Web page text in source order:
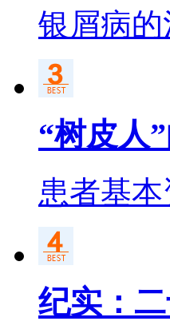
银屑病
“树皮人
患者基
纪实：